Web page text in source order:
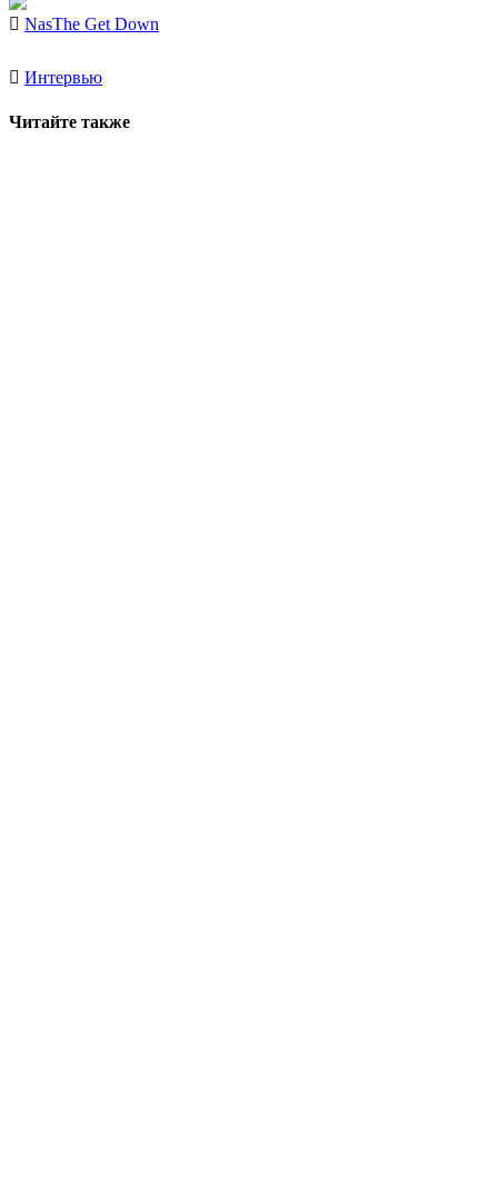
NasThe Get Down
Интервью
Читайте также